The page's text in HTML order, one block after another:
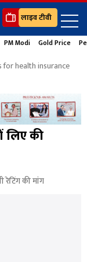
लाइव टीवी
PM Modi Gold Price
for health insurance
लिए की
रेटिंग की मांग